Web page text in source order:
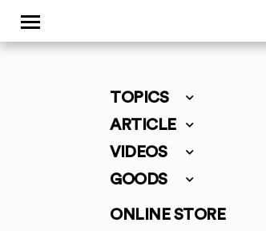
TOPICS
ARTICLE
VIDEOS
GOODS
ONLINE STORE